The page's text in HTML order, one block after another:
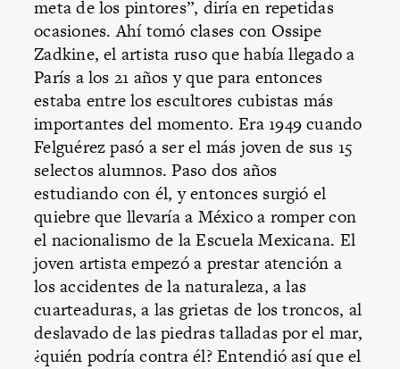
meta de los pintores”, diría en repetidas
ocasiones. Ahí tomó clases con Ossipe
Zadkine, el artista ruso que había llegado a
París a los 21 años y que para entonces
estaba entre los escultores cubistas más
importantes del momento. Era 1949 cuando
Felguérez pasó a ser el más joven de sus 15
selectos alumnos. Paso dos años
estudiando con él, y entonces surgió el
quiebre que llevaría a México a romper con
el nacionalismo de la Escuela Mexicana. El
joven artista empezó a prestar atención a
los accidentes de la naturaleza, a las
cuarteaduras, a las grietas de los troncos, al
deslavado de las piedras talladas por el mar,
¿quién podría contra él? Entendió así que el